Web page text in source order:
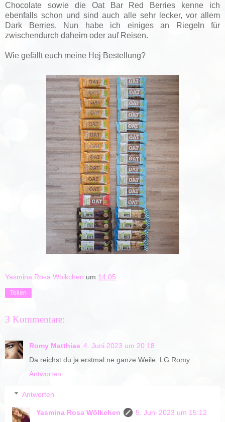
Chocolate sowie die Oat Bar Red Berries kenne ich
ebenfalls schon und sind auch alle sehr lecker, vor allem
Dark Berries. Nun habe ich einiges an Riegeln für
zwischendurch daheim oder auf Reisen.
Wie gefällt euch meine Hej Bestellung?
Yasmina Rosa Wölkchen um 14:05
Teilen
3 Kommentare:
Romy Matthias 4. Juni 2023 um 20:18
Da reichst du ja erstmal ne ganze Weile. LG Romy
Antworten
Antworten
Yasmina Rosa Wölkchen
5. Juni 2023 um 15:12